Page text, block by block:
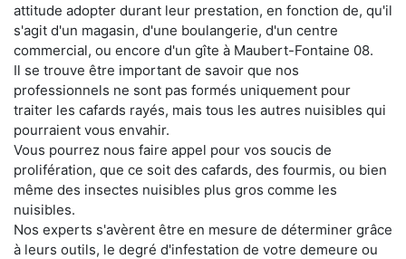
attitude adopter durant leur prestation, en fonction de, qu'il
s'agit d'un magasin, d'une boulangerie, d'un centre
commercial, ou encore d'un gîte à Maubert-Fontaine 08.
Il se trouve être important de savoir que nos
professionnels ne sont pas formés uniquement pour
traiter les cafards rayés, mais tous les autres nuisibles qui
pourraient vous envahir.
Vous pourrez nous faire appel pour vos soucis de
prolifération, que ce soit des cafards, des fourmis, ou bien
même des insectes nuisibles plus gros comme les
nuisibles.
Nos experts s'avèrent être en mesure de déterminer grâce
à leurs outils, le degré d'infestation de votre demeure ou